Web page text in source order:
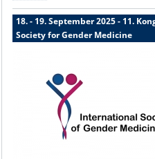
18. - 19. September 2025 - 11.
Society for Gender Medicine